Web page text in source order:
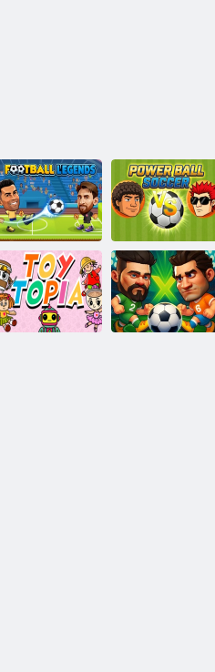
Legendele
fotbalului
Minge de putere
de fotbal